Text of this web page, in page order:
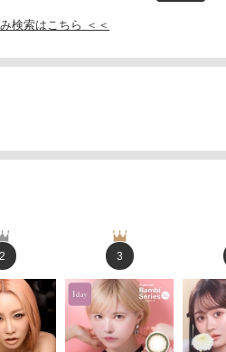
検索はこちら ＜＜
2 3